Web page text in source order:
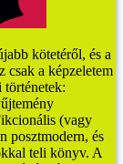
kötetéről, és a
csak a képzeletem
történetek:
(vagy
posztmodern, és
teli könyv. A